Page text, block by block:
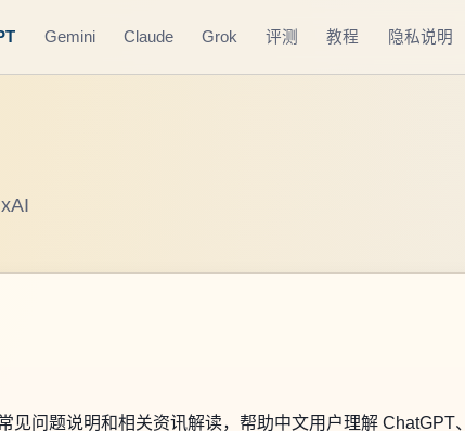
Gemini Claude Grok 评测 教程 隐私说明
问题说明和相关资讯解读，帮助中文用户理解 ChatGPT、